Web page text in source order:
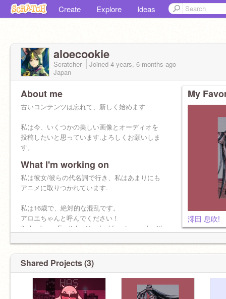
Create Explore Ideas
aloecookie
Scratcher Joined 4 years, 6 months ago
Japan
About me
古いコンテンツは忘れて、新しく始めます
私は今、いくつかの美しい画像とオーディオを
投稿したいと思っています.よろしくお願いしま
す。
あなたが日本語を話せなくても、私は英語も話
せます。私がずっと英語を話していたのは、皆
さんのことを一番に考えていたからですが、日
What I'm working on
私は彼女/彼らの代名詞で行き、私はあまりにも
アニメに取りつかれています.
私は16歳で、絶対的な混乱です。
アロエちゃんと呼んでください！
(i also know English =^^=, feel free to speak with
My
澪田 息吹!
Shared Projects (3)